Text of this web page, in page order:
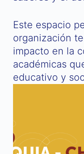
Este espacio
organización
impacto en la
académicas
educativo y